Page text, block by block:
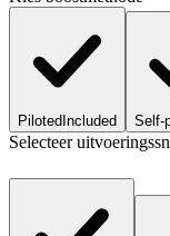
Piloted Included Self-
Selecteer